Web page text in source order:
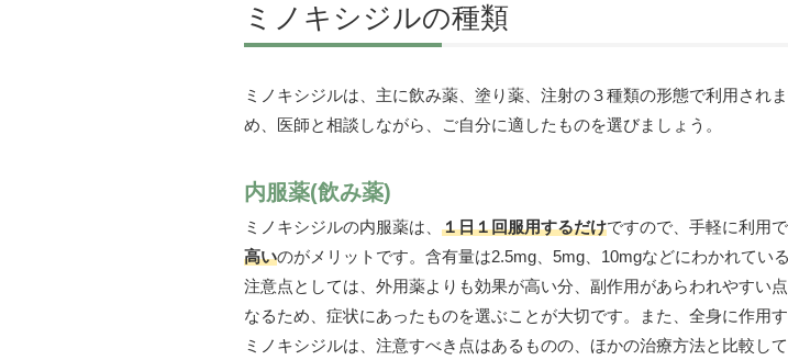
ミノキシジルの種類
ミノキシジルは、主に飲み薬、塗り薬、注射の３種類の形態で利用され
め、医師と相談しながら、ご自分に適したものを選びましょう。
内服薬(飲み薬)
ミノキシジルの内服薬は、 １日１回服用するだけですので、手軽に利用
高いのがメリットです。含有量は2.5mg、5mg、10mgなどにわかれてい
注意点としては、外用薬よりも効果が高い分、副作用があらわれやすい
なるため、症状にあったものを選ぶことが大切です。また、全身に作用
ミノキシジルは、注意すべき点はあるものの、ほかの治療方法と比較して